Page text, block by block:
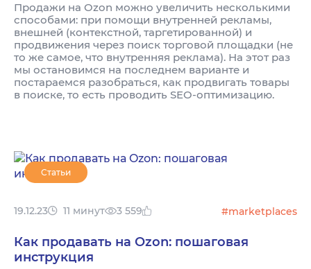
Продажи на Ozon можно увеличить несколькими
способами: при помощи внутренней рекламы,
внешней (контекстной, таргетированной) и
продвижения через поиск торговой площадки (не
то же самое, что внутренняя реклама). На этот раз
мы остановимся на последнем варианте и
постараемся разобраться, как продвигать товары
в поиске, то есть проводить SEO-оптимизацию.
Статьи
19.12.23 11 минут 3 559 #marketplaces
Как продавать на Ozon: пошаговая
инструкция